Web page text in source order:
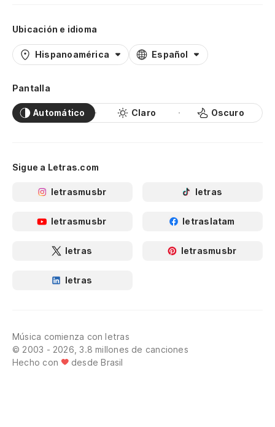
Ubicación e idioma
Hispanoamérica Español
Pantalla
Automático Claro Oscuro
Sigue a Letras.com
letrasmusbr letras
letrasmusbr letraslatam
letras letrasmusbr
letras
Música comienza con letras
© 2003 - 2026, 3.8 millones de canciones
Hecho con
desde Brasil